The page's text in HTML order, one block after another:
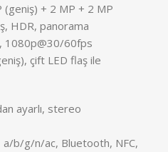
+ 2 MP + 2 MP
HDR, panorama
1080p@30/60fps
çift LED flaş ile
ayarlı, stereo
a/b/g/n/ac, Bluetooth, NFC,